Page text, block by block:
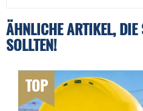
ÄHNLICHE ARTIKEL,
SOLLTEN!
TOP